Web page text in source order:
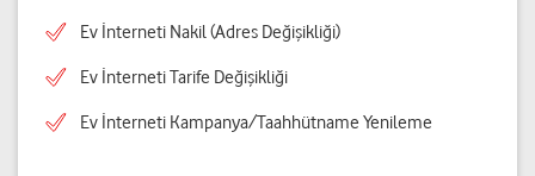
Ev İnterneti Nakil (Adres Değişikliği)
Ev İnterneti Tarife Değişikliği
Ev İnterneti Kampanya/Taahhütname Yenileme